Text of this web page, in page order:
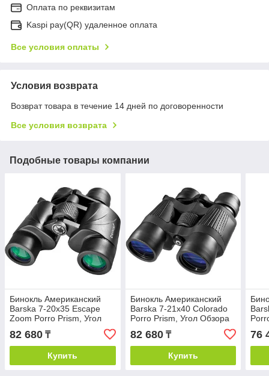
Оплата по реквизитам
Kaspi pay(QR) удаленное оплата
Все условия оплаты
Условия возврата
Возврат товара в течение 14 дней по договоренности
Все условия возврата
Подобные товары компании
Бинокль Американский
Barska 7-20x35 Escape
Zoom Porro Prism, Угол
Обзора 5.6-3.1 Градуса
82 680 ₸
Купить
Бинокль Американский
Barska 7-21x40 Colorado
Porro Prism, Угол Обзора
5.2 Градуса при 7x
82 680₸
Купить
76